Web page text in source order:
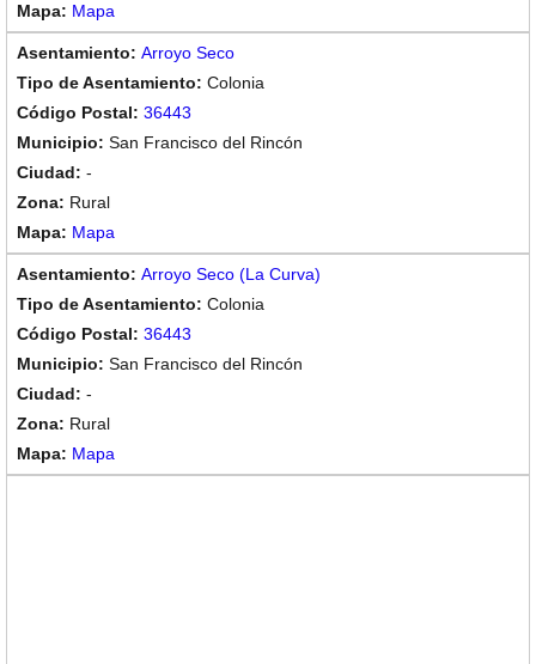
Mapa
Arroyo Seco
Colonia
36443
San Francisco del Rincón
-
Rural
Mapa
Arroyo Seco (La Curva)
Colonia
36443
San Francisco del Rincón
-
Rural
Mapa